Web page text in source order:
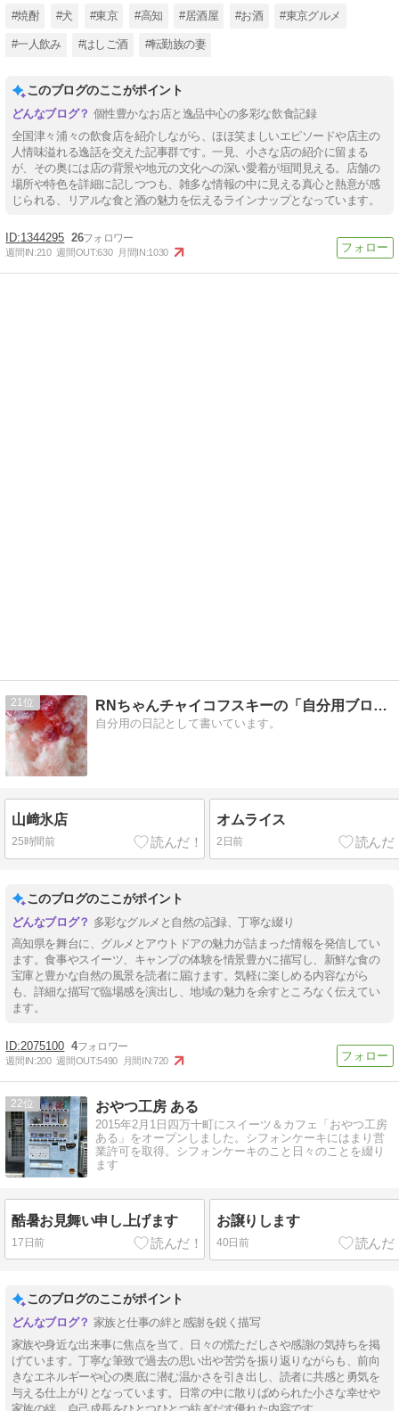
#焼酎 #犬 #東京 #高知 #居酒屋 #お酒 #東京グルメ
#一人飲み #はしご酒 #転勤族の妻
このブログのここがポイント
個性豊かなお店と逸品中心の多彩な飲食記録
全国津々浦々の飲食店を紹介しながら、ほほ笑ましいエピソードや店主の
人情味溢れる逸話を交えた記事群です。一見、小さな店の紹介に留まる
が、その奥には店の背景や地元の文化への深い愛着が垣間見える。店舗の
場所や特色を詳細に記しつつも、雑多な情報の中に見える真心と熱意が感
じられる、リアルな食と酒の魅力を伝えるラインナップとなっています。
1344295 26
週間IN:210 週間OUT:630 月間IN:1030
21 RNちゃんチャイコフスキーの「自分用ブログ」
自分用の日記として書いています。
山﨑氷店
25時間前
オムライス
2日前
このブログのここがポイント
多彩なグルメと自然の記録、丁寧な綴り
高知県を舞台に、グルメとアウトドアの魅力が詰まった情報を発信してい
ます。食事やスイーツ、キャンプの体験を情景豊かに描写し、新鮮な食の
宝庫と豊かな自然の風景を読者に届けます。気軽に楽しめる内容ながら
も、詳細な描写で臨場感を演出し、地域の魅力を余すところなく伝えてい
ます。
2075100 4
週間IN:200 週間OUT:5490 月間IN:720
22 おやつ工房 ある
2015年2月1日四万十町にスイーツ＆カフェ「おやつ工房
ある」をオープンしました。シフォンケーキにはまり営
業許可を取得。シフォンケーキのこと日々のことを綴り
ます
酷暑お見舞い申し上げます
17日前
お譲りします
40日前
このブログのここがポイント
家族と仕事の絆と感謝を鋭く描写
家族や身近な出来事に焦点を当て、日々の慌ただしさや感謝の気持ちを掲
げています。丁寧な筆致で過去の思い出や苦労を振り返りながらも、前向
きなエネルギーや心の奥底に潜む温かさを引き出し、読者に共感と勇気を
与える仕上がりとなっています。日常の中に散りばめられた小さな幸せや